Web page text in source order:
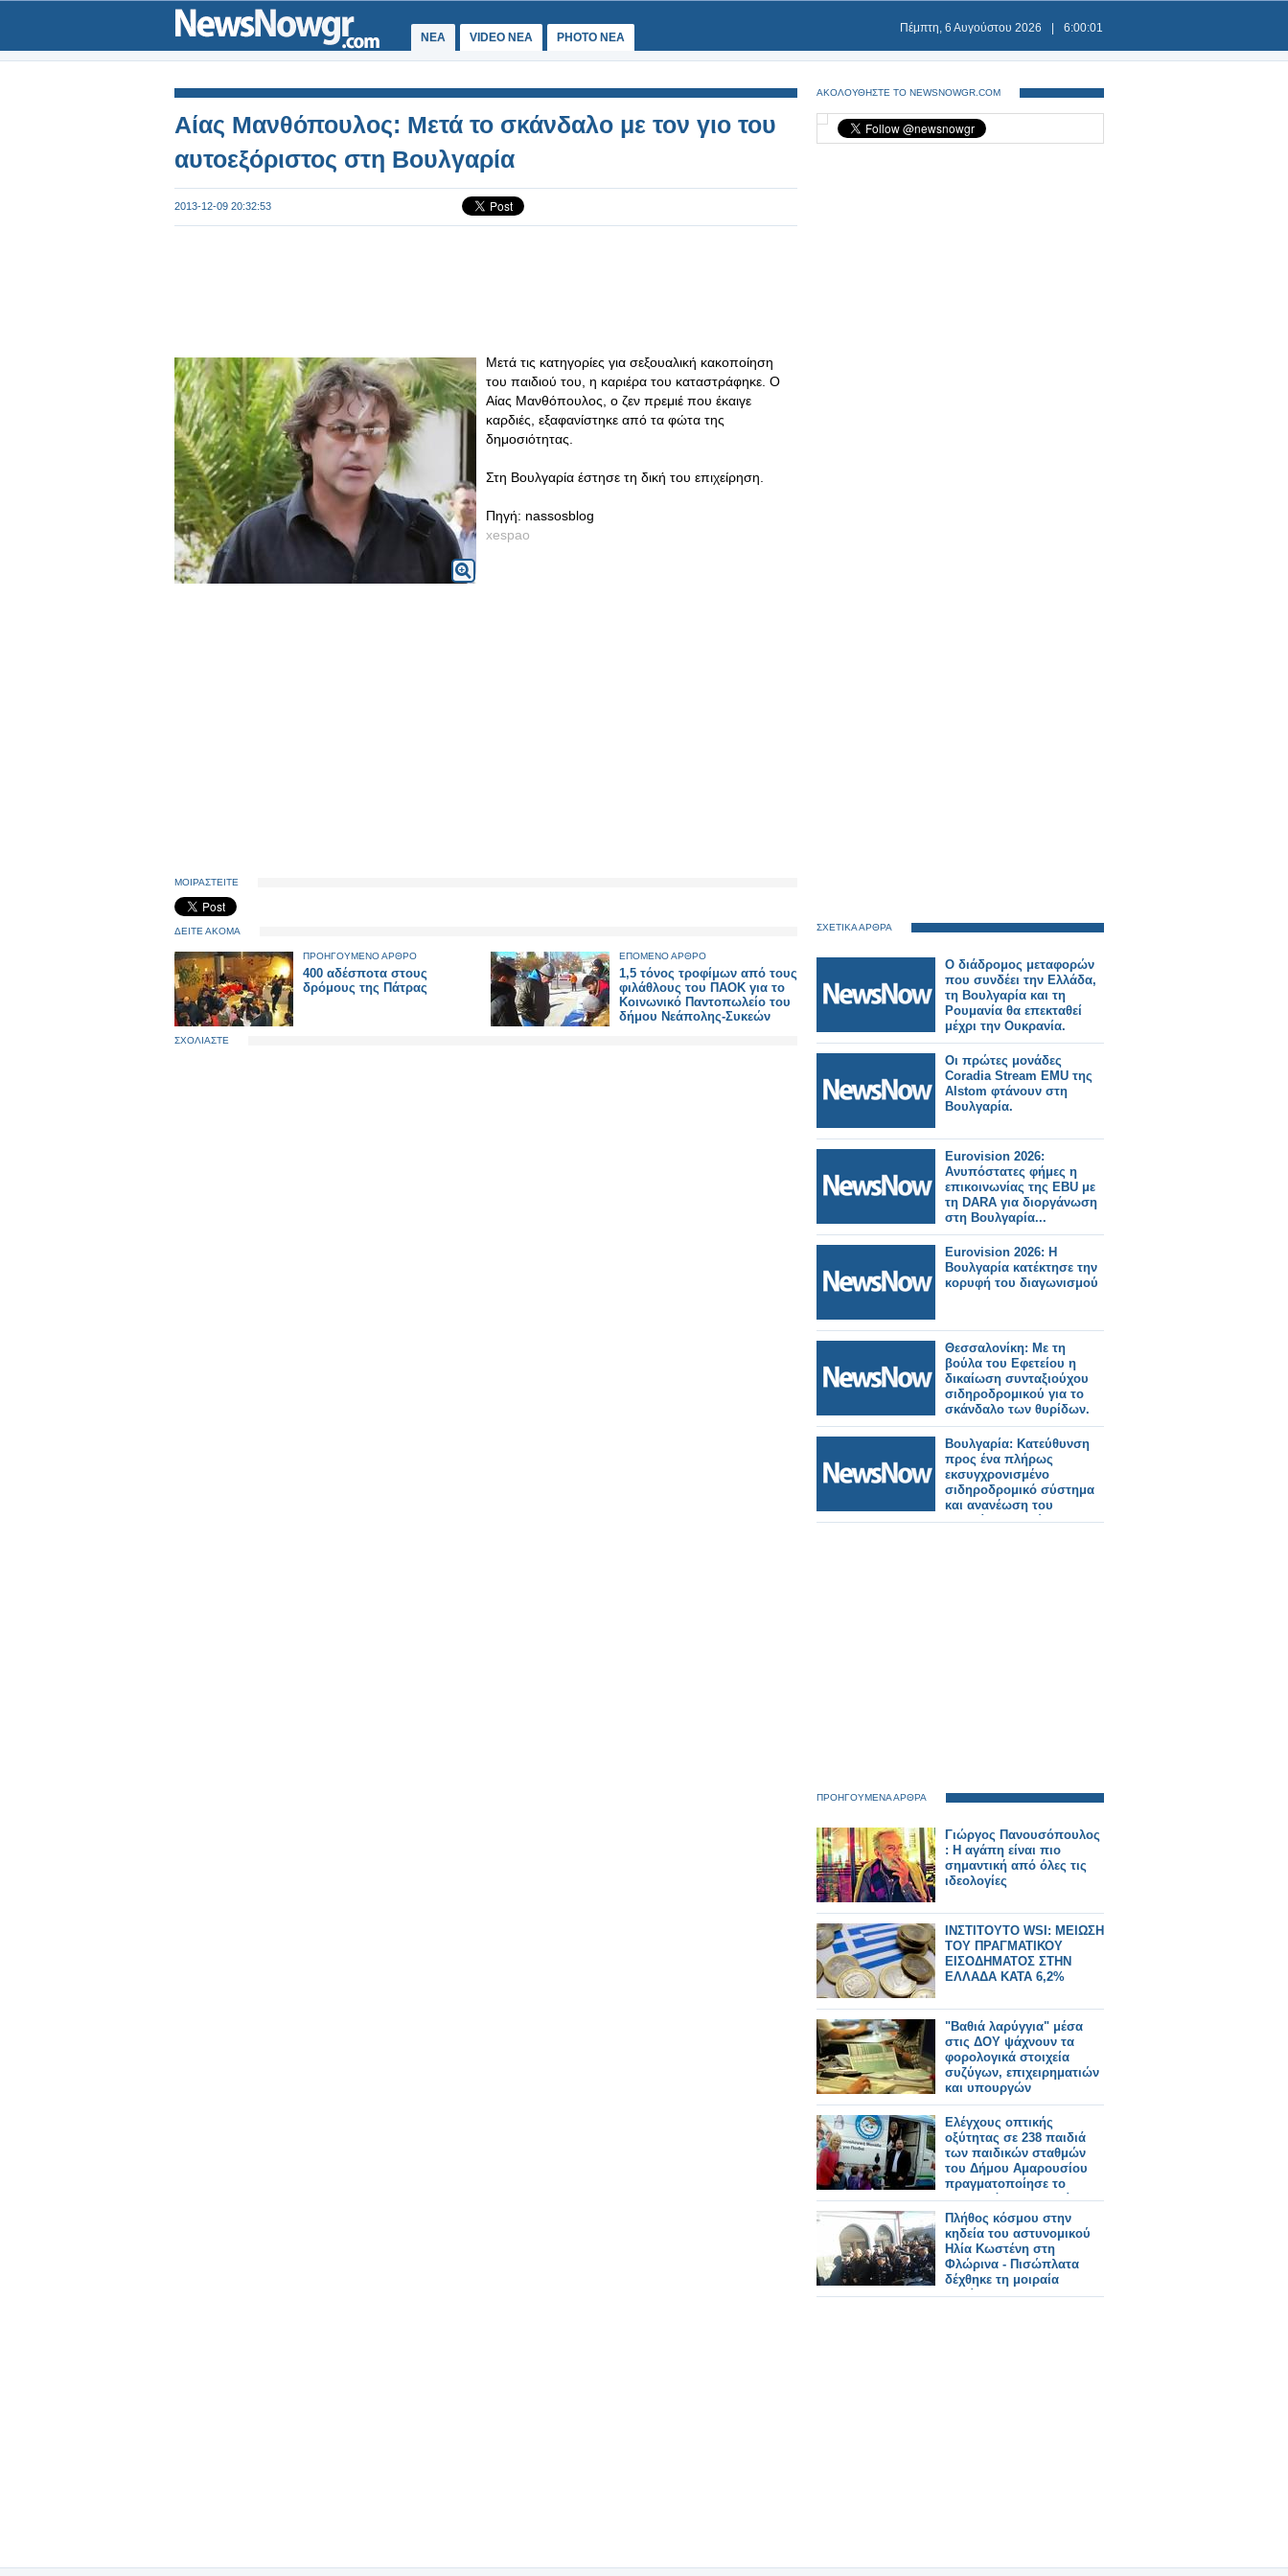
ΝΕΑ VIDEO NEA PHOTO NEA
Πέμπτη, 6 Αυγούστου 2026 6:00:01
Αίας Μανθόπουλος: Μετά το σκάνδαλο με τον γιo του
αυτοεξόριστος στη Βουλγαρία
2013-12-09 20:32:53
Μετά τις κατηγορίες για σεξουαλική κακοποίηση
του παιδιού του, η καριέρα του καταστράφηκε. Ο
Αίας Μανθόπουλος, ο ζεν πρεμιέ που έκαιγε
καρδιές, εξαφανίστηκε από τα φώτα της
δημοσιότητας.
Στη Βουλγαρία έστησε τη δική του επιχείρηση.
Πηγή: nassosblog
xespao
ΜΟΙΡΑΣΤΕΙΤΕ
ΔΕΙΤΕ ΑΚΟΜΑ
ΠΡΟΗΓΟΥΜΕΝΟ ΑΡΘΡΟ
400 αδέσποτα στους
δρόμους της Πάτρας
ΕΠΟΜΕΝΟ ΑΡΘΡΟ
1,5 τόνος τροφίμων από τους
φιλάθλους του ΠΑΟΚ για το
Κοινωνικό Παντοπωλείο του
δήμου Νεάπολης-Συκεών
ΣΧΟΛΙΑΣΤΕ
ΑΚΟΛΟΥΘΗΣΤΕ ΤΟ NEWSNOWGR.COM
ΣΧΕΤΙΚΑ ΑΡΘΡΑ
Ο διάδρομος μεταφορών
που συνδέει την Ελλάδα,
τη Βουλγαρία και τη
Ρουμανία θα επεκταθεί
μέχρι την Ουκρανία.
Οι πρώτες μονάδες
Coradia Stream EMU της
Alstom φτάνουν στη
Βουλγαρία.
Eurovision 2026:
Ανυπόστατες φήμες η
επικοινωνίας της EBU με
τη DARA για διοργάνωση
στη Βουλγαρία...
Eurovision 2026: Η
Βουλγαρία κατέκτησε την
κορυφή του διαγωνισμού
Θεσσαλονίκη: Με τη
βούλα του Εφετείου η
δικαίωση συνταξιούχου
σιδηροδρομικού για το
σκάνδαλο των θυρίδων.
Βουλγαρία: Κατεύθυνση
προς ένα πλήρως
εκσυγχρονισμένο
σιδηροδρομικό σύστημα
και ανανέωση του
τροχαίου υλικού.
ΠΡΟΗΓΟΥΜΕΝΑ ΑΡΘΡΑ
Γιώργος Πανουσόπουλος
: Η αγάπη είναι πιο
σημαντική από όλες τις
ιδεολογίες
ΙΝΣΤΙΤΟΥΤΟ WSI: ΜΕΙΩΣΗ
ΤΟΥ ΠΡΑΓΜΑΤΙΚΟΥ
ΕΙΣΟΔΗΜΑΤΟΣ ΣΤΗΝ
ΕΛΛΑΔΑ ΚΑΤΑ 6,2%
"Βαθιά λαρύγγια" μέσα
στις ΔΟΥ ψάχνουν τα
φορολογικά στοιχεία
συζύγων, επιχειρηματιών
και υπουργών
Ελέγχους οπτικής
οξύτητας σε 238 παιδιά
των παιδικών σταθμών
του Δήμου Αμαρουσίου
πραγματοποίησε το
Δημοτικό Πολυιατρείο σε
συνεργασία με το
«Χαμόγελο του Παιδιού»
Πλήθος κόσμου στην
κηδεία του αστυνομικού
Ηλία Κωστένη στη
Φλώρινα - Πισώπλατα
δέχθηκε τη μοιραία
σφαίρα